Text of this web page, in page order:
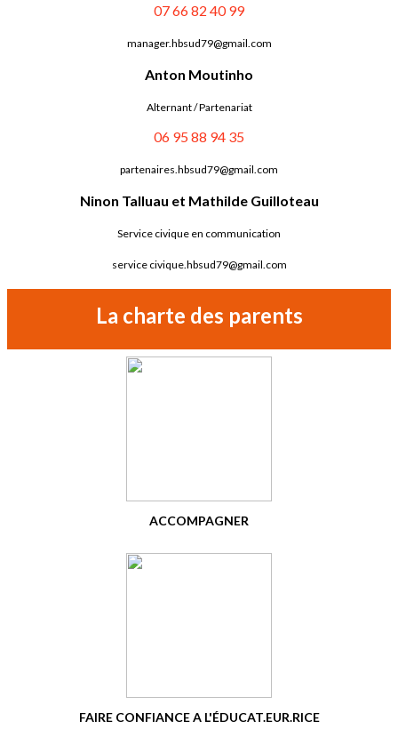
07 66 82 40 99
manager.hbsud79@gmail.com
Anton Moutinho
Alternant / Partenariat
06 95 88 94 35
partenaires.hbsud79@gmail.com
Ninon Talluau et Mathilde Guilloteau
Service civique en communication
service civique.hbsud79@gmail.com
La charte des parents
ACCOMPAGNER
FAIRE CONFIANCE A L'ÉDUCAT.EUR.RICE